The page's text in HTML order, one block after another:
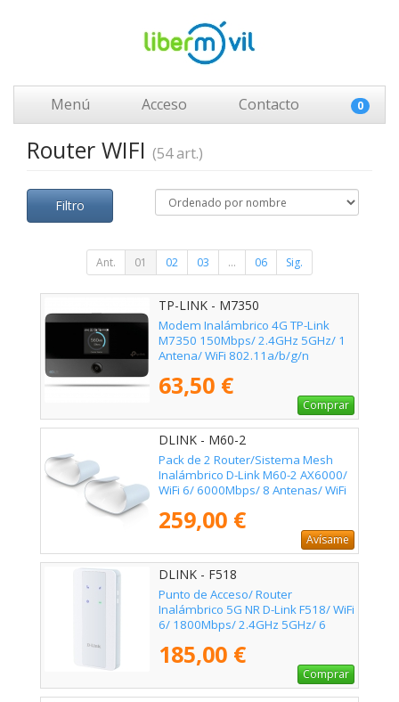
Menú Acceso Contacto 0
Router WIFI (54 art.)
Filtro
Ant. 01 02 03 ... 06 Sig.
TP-LINK - M7350
Modem Inalámbrico 4G TP-Link
M7350 150Mbps/ 2.4GHz 5GHz/ 1
Antena/ WiFi 802.11a/b/g/n
63,50 €
Comprar
DLINK - M60-2
Pack de 2 Router/Sistema Mesh
Inalámbrico D-Link M60-2 AX6000/
WiFi 6/ 6000Mbps/ 8 Antenas/ WiFi
259,00 €
Avísame
DLINK - F518
Punto de Acceso/ Router
Inalámbrico 5G NR D-Link F518/ WiFi
6/ 1800Mbps/ 2.4GHz 5GHz/ 6
n/b/g
185,00 €
Comprar